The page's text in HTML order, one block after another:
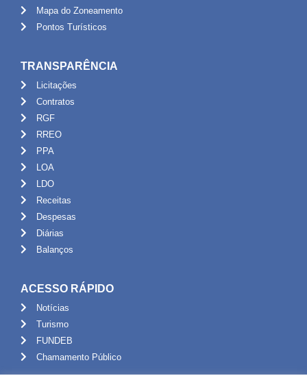
Mapa do Zoneamento
Pontos Turísticos
TRANSPARÊNCIA
Licitações
Contratos
RGF
RREO
PPA
LOA
LDO
Receitas
Despesas
Diárias
Balanços
ACESSO RÁPIDO
Notícias
Turismo
FUNDEB
Chamamento Público